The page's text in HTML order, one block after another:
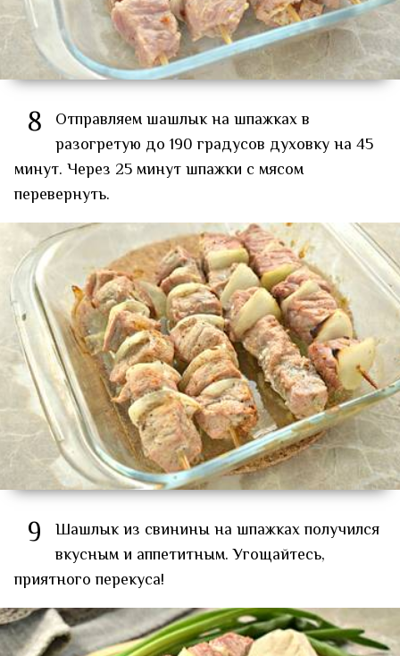
8
Отправляем шашлык на шпажках в
разогретую до 190 градусов духовку на 45
минут. Через 25 минут шпажки с мясом
перевернуть.
9
Шашлык из свинины на шпажках получился
вкусным и аппетитным. Угощайтесь,
приятного перекуса!